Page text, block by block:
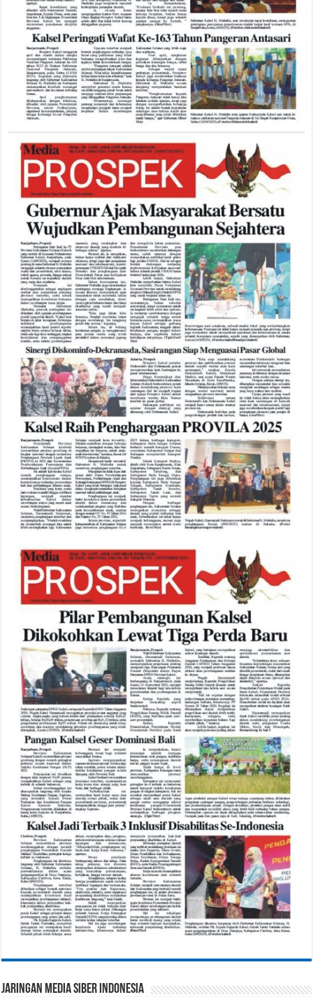
Jaringan Media Siber Indonesia